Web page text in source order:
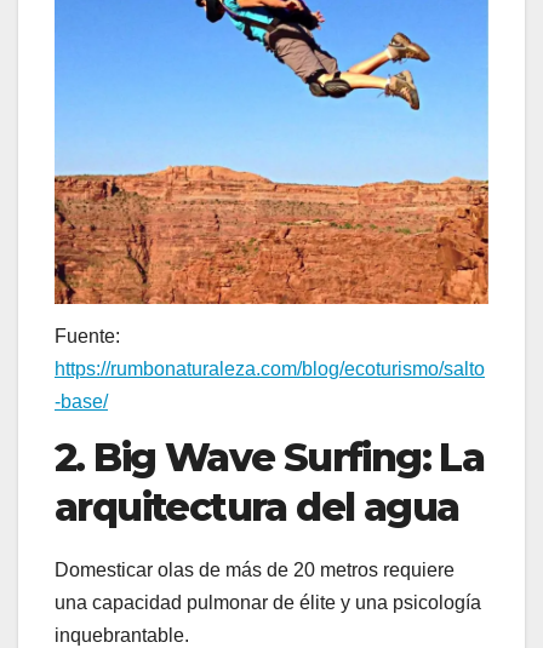
Fuente:
https://rumbonaturaleza.com/blog/ecoturismo/salto
-base/
2. Big Wave Surfing: La
arquitectura del agua
Domesticar olas de más de 20 metros requiere
una capacidad pulmonar de élite y una psicología
inquebrantable.